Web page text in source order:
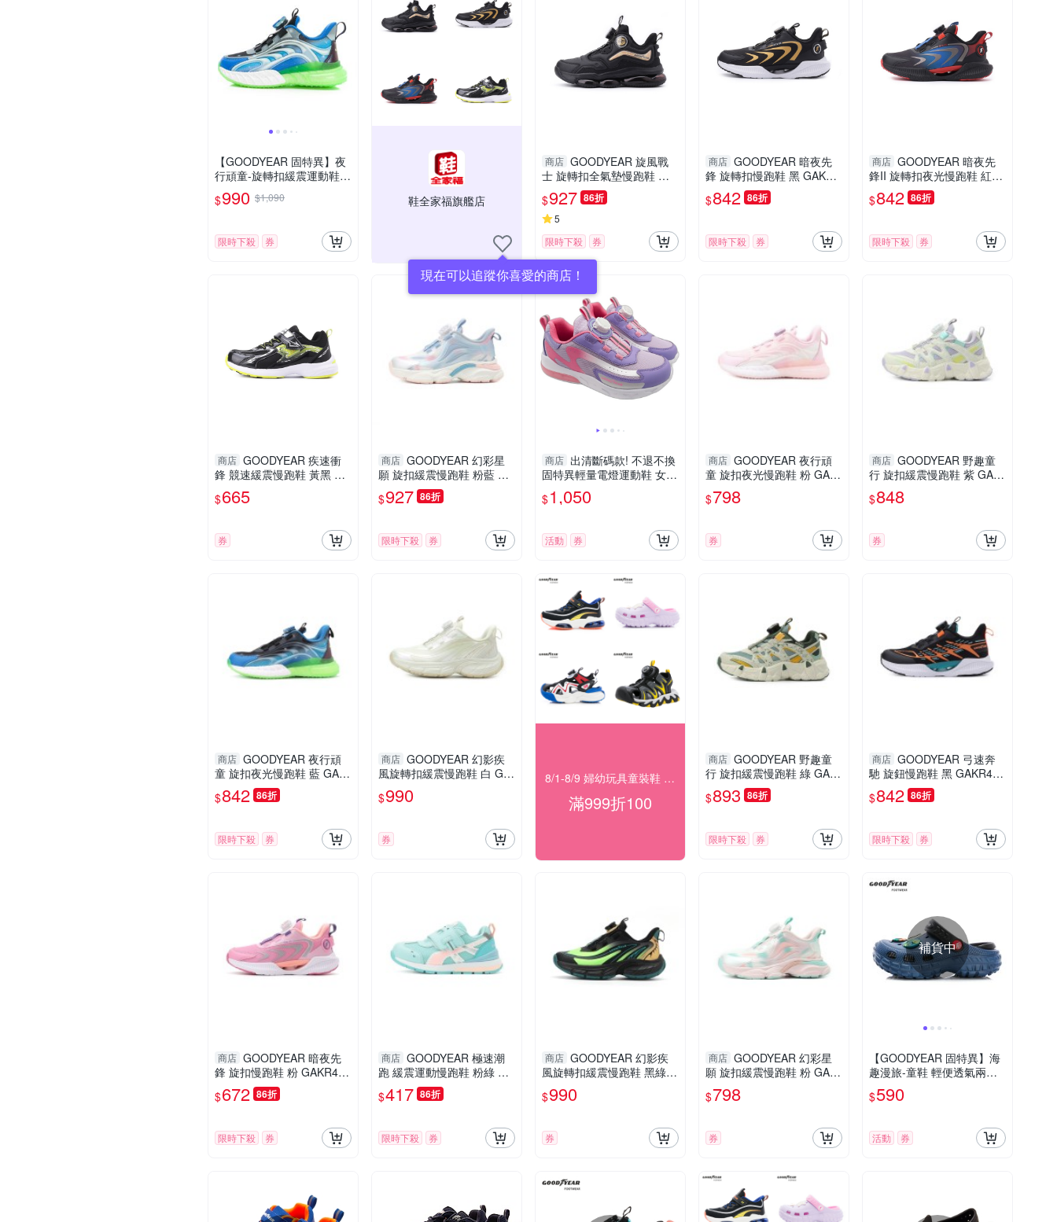
【GOODYEAR 固特異】夜
行頑童-旋轉扣緩震運動鞋/
童鞋 透氣 藍(GAKR58526)
$990 $1,090
限時下殺 券
鞋全家福旗艦店
現在可以追蹤你喜愛的商店！
商店 GOODYEAR 旋風戰
士 旋轉扣全氣墊慢跑鞋 黑
GAKR58700 大童鞋
$927 86折
5
限時下殺
券
商店 GOODYEAR 暗夜先
鋒 旋轉扣慢跑鞋 黑 GAKR4
8410 大童鞋
$842 86折
限時下殺 券
商店 GOODYEAR 暗夜先
鋒II 旋轉扣夜光慢跑鞋 紅黑
GAKR58510 大童鞋
$842 86折
限時下殺 券
商店 GOODYEAR 疾速衝
鋒 競速緩震慢跑鞋 黃黑 GA
KR58300 中大童鞋
$665
券
商店 GOODYEAR 幻彩星
願 旋扣緩震慢跑鞋 粉藍 GA
KR68416 中大童鞋
$927 86折
限時下殺 券
商店 出清斷碼款! 不退不換
固特異輕量電燈運動鞋 女童
鞋 童鞋 大童運動鞋
$1,050
活動 券
商店 GOODYEAR 夜行頑
童 旋扣夜光慢跑鞋 粉 GAK
R58523 中大童鞋
$798
券
商店 GOODYEAR 野趣童
行 旋扣緩震慢跑鞋 紫 GAK
R58557 中大童鞋
$848
券
商店 GOODYEAR 夜行頑
童 旋扣夜光慢跑鞋 藍 GAK
R58526 中大童鞋
$842 86折
限時下殺 券
商店 GOODYEAR 幻影疾
風旋轉扣緩震慢跑鞋 白 GA
KR68519 大童鞋
$990
券
8/1-8/9 婦幼玩具童裝鞋 指定品滿999折100
滿999折100
商店 GOODYEAR 野趣童
行 旋扣緩震慢跑鞋 綠 GAK
R58555 中大童鞋
$893 86折
限時下殺 券
商店 GOODYEAR 弓速奔
馳 旋鈕慢跑鞋 黑 GAKR484
20 中大童鞋
$842 86折
限時下殺 券
商店 GOODYEAR 暗夜先
鋒 旋扣慢跑鞋 粉 GAKR484
13 大童鞋
$672 86折
限時下殺 券
商店 GOODYEAR 極速潮
跑 緩震運動慢跑鞋 粉綠 GA
KR48525 中大童鞋
$417 86折
限時下殺 券
商店 GOODYEAR 幻影疾
風旋轉扣緩震慢跑鞋 黑綠 G
AKR68515 大童鞋
$990
券
商店 GOODYEAR 幻彩星
願 旋扣緩震慢跑鞋 粉 GAK
R68413 中大童鞋
$798
券
補貨中
【GOODYEAR 固特異】海
趣漫旅-童鞋 輕便透氣兩穿
洞洞鞋 藍色(GAKP58926)
$590
活動 券